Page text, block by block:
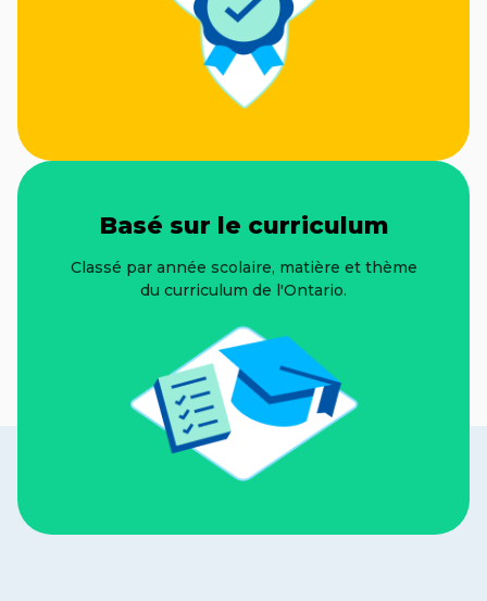
Basé sur le curriculum
Classé par année scolaire, matière et thème
du curriculum de l'Ontario.